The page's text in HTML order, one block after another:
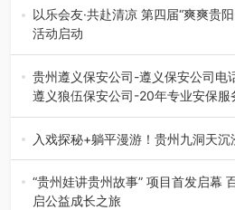
的省内工科、新能源汽车…
以乐会友·共赴清凉 第四届“爽爽贵
活动启动
七月的贵阳，清风送爽，第四届“爽
弦乐（合唱）艺术交流活动…
贵州遵义保安公司-遵义保安公司电
遵义狼伍保安公司-20年专业安保服
在遵义，不管是企业园区运营、小
工、商业商场经营，还是举办各…
入戏探秘+躺平漫游！贵州九洞天
入伏后的贵州，清凉依旧。而在毕
州首个水上喀斯特沉浸式RPG…
“贵州娃讲贵州故事” 项目首发启幕
启公益成长之旅